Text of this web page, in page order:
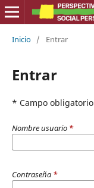
Inicio / Entrar
Entrar
* Campo obligatorio
Nombre usuario *
Contraseña *